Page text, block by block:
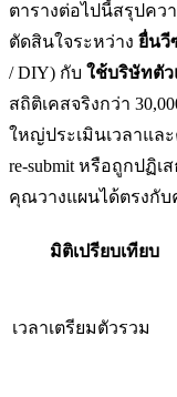
ตารางต่อไปนี้สรุปคว
ตัดสินใจระหว่าง ยื่นวี
/ DIY) กับ ใช้บริษัทตั
สถิติเคสจริงกว่า
ใหญ่ประเมินเวลาแล
re-submit หรือถูกปฏิ
คุณวางแผนได้ตรงกับ
มิติเปรียบเทียบ
เวลาเตรียมตัวรวม